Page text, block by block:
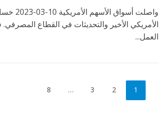
واصلت
الأمريكي الأخير والتحديثات في القطاع
العمل...
1
2
3
…
8